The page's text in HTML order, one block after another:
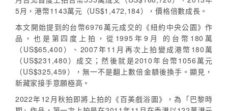
5月，港幣1143萬元（US$1,472,184），價格倍數成長。
本文開始提到的台幣6976萬元成交的《紐約中央公園》作
品，也是第四度上拍，從1995年9月 的台幣180萬
（US$65,400）、2007年11月再次上拍變成港幣180萬
（US$231,480）成交；然後就是2010年台幣1056萬元
（US$325,459），無一不是翻上數倍金額後換手。顯見，
新藏家接手意願極高。
2022年12月秋拍即將上拍的《百美戲浴圖》，為「巴黎時